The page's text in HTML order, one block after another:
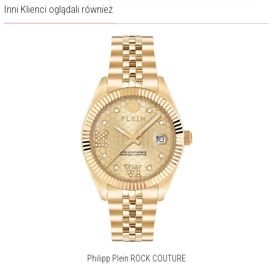
Inni Klienci oglądali również
Philipp Plein ROCK COUTURE